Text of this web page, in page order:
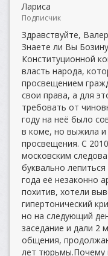
Лариса
Подписчик
Здравствуйте,
Знаете ли Вы
Конституционной
власть народа,
просвещением
свои права, а для
требовать от
году на неё было
в коме, но выжила
просвещения. С
московским
буквально
года её незаконно
похитив, хотели
гипертонический
но на следующий
заседание и дали 2
общения,
лет тюрьмы.Почему